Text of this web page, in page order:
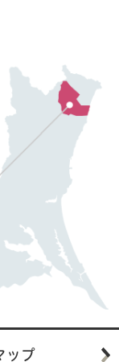
公式チャンネル
ップ